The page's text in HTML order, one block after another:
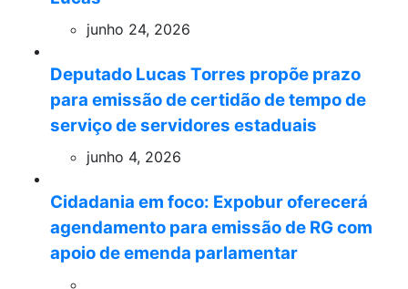
junho 24, 2026
Deputado Lucas Torres propõe prazo
para emissão de certidão de tempo de
serviço de servidores estaduais
junho 4, 2026
Cidadania em foco: Expobur oferecerá
agendamento para emissão de RG com
apoio de emenda parlamentar